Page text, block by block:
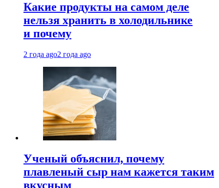
Какие продукты на самом деле
нельзя хранить в холодильнике
и почему
2 года ago2 года ago
Ученый объяснил, почему
плавленый сыр нам кажется таким
вкусным